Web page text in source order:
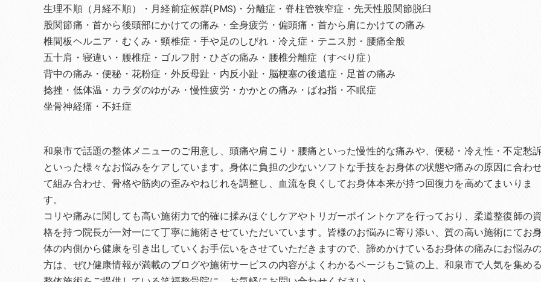
生理不順（月経不順）・月経前症候群(PMS)・分離症・脊柱管狭窄症・先天性股関節脱臼
股関節痛・首から後頭部にかけての痛み・全身疲労・偏頭痛・首から肩にかけての痛み
椎間板ヘルニア・むくみ・頸椎症・手や足のしびれ・冷え症・テニス肘・腰痛全般
五十肩・寝違い・腰椎症・ゴルフ肘・ひざの痛み・腰椎分離症（すべり症）
背中の痛み・便秘・花粉症・外反母趾・内反小趾・脳梗塞の後遺症・足首の痛み
捻挫・低体温・カラダのゆがみ・慢性疲労・かかとの痛み・ばね指・不眠症
坐骨神経痛・不妊症
和泉市で話題の整体メニューのご用意し、頭痛や肩こり・腰痛といった慢性的な痛みや、便秘・冷え性・不定愁
といった様々なお悩みをケアしています。身体に負担の少ないソフトな手技をお身体の状態や痛みの原因に合わ
て組み合わせ、骨格や筋肉の歪みやねじれを調整し、血流を良くしてお身体本来が持つ回復力を高めてまいりま
す。
コリや痛みに関しても高い施術力で的確に揉みほぐしケアやトリガーポイントケアを行っており、柔道整復師の
格を持つ院長が一対一にて丁寧に施術させていただいています。皆様のお悩みに寄り添い、質の高い施術にてお
体の内側から健康を引き出していくお手伝いをさせていただきますので、諦めかけているお身体の痛みにお悩み
方は、ぜひ健康情報が満載のブログや施術サービスの内容がよくわかるページもご覧の上、和泉市で人気を集め